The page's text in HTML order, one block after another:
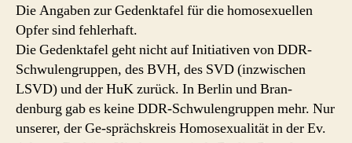
Die Angaben zur Gedenktafel für die homosexuellen
Opfer sind fehlerhaft.
Die Gedenktafel geht nicht auf Initiativen von DDR-
Schwulengruppen, des BVH, des SVD (inzwischen
LSVD) und der HuK zurück. In Berlin und Bran-
denburg gab es keine DDR-Schwulengruppen mehr. Nur
unserer, der Ge-sprächskreis Homosexualität in der Ev.